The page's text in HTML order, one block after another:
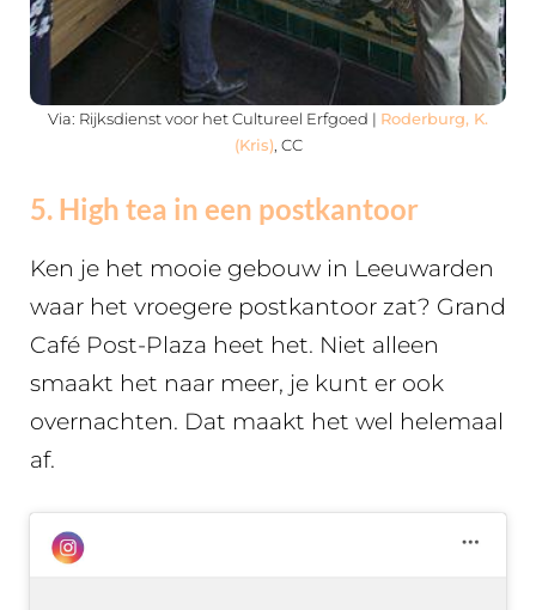
Via: Rijksdienst voor het Cultureel Erfgoed | Roderburg, K.
(Kris) , CC
5. High tea in een postkantoor
Ken je het mooie gebouw in Leeuwarden
waar het vroegere postkantoor zat? Grand
Café Post-Plaza heet het. Niet alleen
smaakt het naar meer, je kunt er ook
overnachten. Dat maakt het wel helemaal
af.